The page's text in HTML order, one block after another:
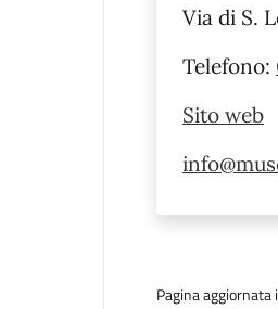
Via di S.
Telefono:
Sito web
Pagina